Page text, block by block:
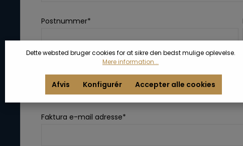
Postnummer*
Faktura e-mail adresse*
Dette websted bruger cookies for at sikre den bedst mulige oplevelse.
Mere information...
Afvis Konfigurér Accepter alle cookies